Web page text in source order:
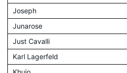
Joseph
Junarose
Just Cavalli
Karl Lagerfeld